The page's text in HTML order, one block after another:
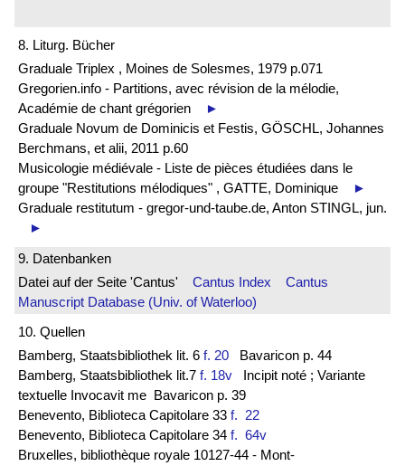
8. Liturg. Bücher
Graduale Triplex , Moines de Solesmes, 1979 p.071
Gregorien.info - Partitions, avec révision de la mélodie,
Académie de chant grégorien
►
Graduale Novum de Dominicis et Festis, GÖSCHL, Johannes
Berchmans, et alii, 2011 p.60
Musicologie médiévale - Liste de pièces étudiées dans le
groupe "Restitutions mélodiques" , GATTE, Dominique
►
Graduale restitutum - gregor-und-taube.de, Anton STINGL, jun.
►
9. Datenbanken
Datei auf der Seite 'Cantus' Cantus Index
Cantus
Manuscript Database (Univ. of Waterloo)
10. Quellen
Bamberg, Staatsbibliothek lit. 6 f. 20 Bavaricon p. 44
Bamberg, Staatsbibliothek lit.7 f. 18v Incipit noté ; Variante
textuelle Invocavit me Bavaricon p. 39
Benevento, Biblioteca Capitolare 33 f. 22
Benevento, Biblioteca Capitolare 34 f. 64v
Bruxelles, bibliothèque royale 10127-44 - Mont-